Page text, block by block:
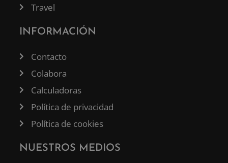
Travel
INFORMACIÓN
Contacto
Colabora
Calculadoras
Política de privacidad
Política de cookies
NUESTROS MEDIOS